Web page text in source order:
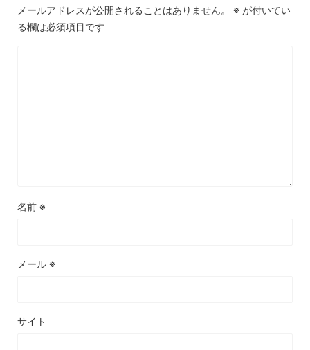
メールアドレスが公開されることはありません。 ※ が付いてい
る欄は必須項目です
名前 ※
メール ※
サイト